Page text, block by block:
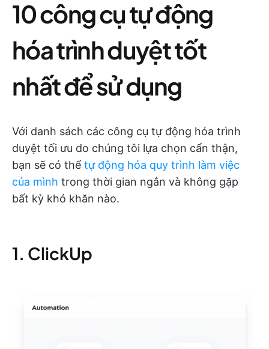
10 công cụ tự động
hóa trình duyệt tốt
nhất để sử dụng
Với danh sách các công cụ tự động hóa trình
duyệt tối ưu do chúng tôi lựa chọn cẩn thận,
bạn sẽ có thể tự động hóa quy trình làm việc
của mình trong thời gian ngắn và không gặp
bất kỳ khó khăn nào.
1. ClickUp